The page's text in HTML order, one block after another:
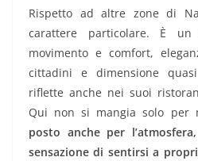
Rispetto ad altre zone di
carattere particolare. È
movimento e comfort,
cittadini e dimensione
riflette anche nei suoi
Qui non si mangia solo per
posto anche per
sensazione di sentirsi a